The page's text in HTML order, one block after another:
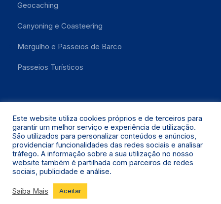
Geocaching
Canyoning e Coasteering
Mergulho e Passeios de Barco
Passeios Turísticos
Santa Maria 2021 © Todos os Direitos Reservados.
Este website utiliza cookies próprios e de terceiros para
garantir um melhor serviço e experiência de utilização.
São utilizados para personalizar conteúdos e anúncios,
providenciar funcionalidades das redes sociais e analisar
tráfego. A informação sobre a sua utilização no nosso
website também é partilhada com parceiros de redes
sociais, publicidade e análise.
Saiba Mais Aceitar